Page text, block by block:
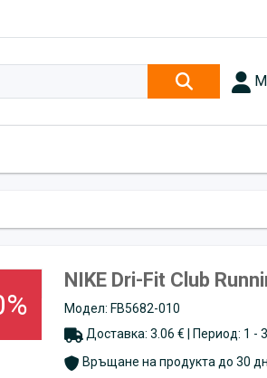
NIKE Dri-Fit Club
Модел: FB5682-010
Доставка: 3.06 € | Период: 1 -
Връщане на продукта до 30